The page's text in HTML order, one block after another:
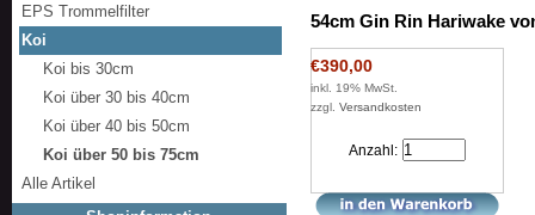
54cm Gin Rin Hariwake
€390,00
inkl. 19% MwSt.
zzgl. Versandkosten
Anzahl:
EPS Trommelfilter
Koi
Koi bis 30cm
Koi über 30 bis 40cm
Koi über 40 bis 50cm
Koi über 50 bis 75cm
Alle Artikel